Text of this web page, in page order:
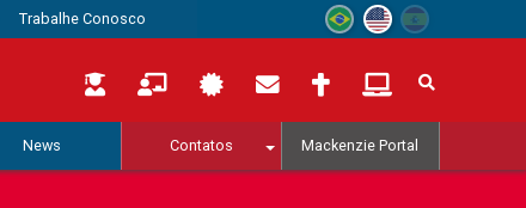
Trabalhe Conosco
News Contatos Mackenzie Portal